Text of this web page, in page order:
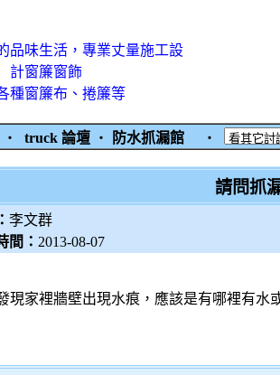
品味生活，專業丈量施工設
計窗簾窗飾
種窗簾布、捲簾等
‧ truck 論壇 ‧ 防水抓漏館 ‧
請問抓
李文群
間： 2013-08-07
現家裡牆壁出現水痕，應該是有哪裡有